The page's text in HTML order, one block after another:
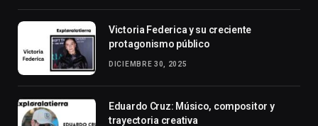
Victoria Federica y su creciente
protagonismo público
DICIEMBRE 30, 2025
Eduardo Cruz: Músico, compositor y
trayectoria creativa